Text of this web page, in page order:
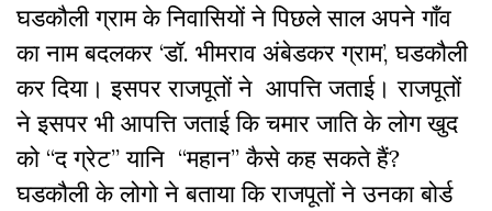
घडकौली ग्राम के निवासियों ने पिछले साल अपने गाँव
का नाम बदलकर ‘डॉ. भीमराव अंबेडकर ग्राम’, घडकौली
कर दिया। इसपर राजपूतों ने आपत्ति जताई। राजपूतों
ने इसपर भी आपत्ति जताई कि चमार जाति के लोग खुद
को “द ग्रेट” यानि “महान” कैसे कह सकते हैं?
घडकौली के लोगो ने बताया कि राजपूतों ने उनका बोर्ड